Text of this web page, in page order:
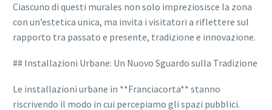
Ciascuno di questi murales non solo impreziosisce la zona
con un’estetica unica, ma invita i visitatori a riflettere sul
rapporto tra passato e presente, tradizione e innovazione.
## Installazioni Urbane: Un Nuovo Sguardo sulla Tradizione
Le installazioni urbane in **Franciacorta** stanno
riscrivendo il modo in cui percepiamo gli spazi pubblici.